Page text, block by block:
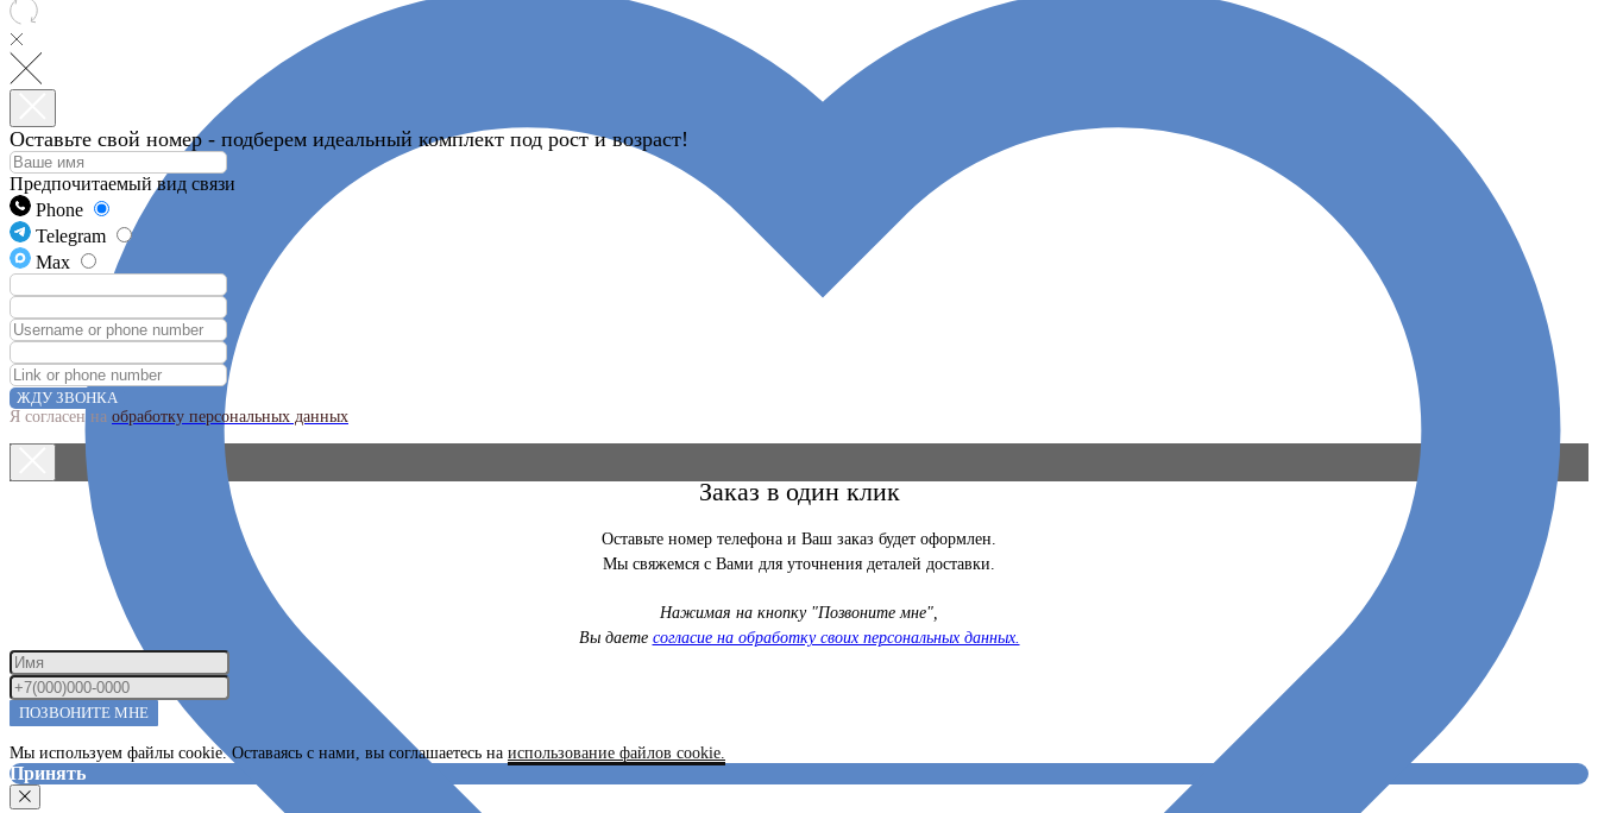
Оставьте свой номер - подберем идеальный комплект под рост и возраст!
Предпочитаемый вид связи
Phone
Telegram
Max
ЖДУ ЗВОНКА
Я согласен на обработку персональных данных
Заказ в один клик
Оставьте номер телефона и Ваш заказ будет оформлен.
Мы свяжемся с Вами для уточнения деталей доставки.
Нажимая на кнопку "Позвоните мне",
Вы даете согласие на обработку своих персональных данных.
ПОЗВОНИТЕ МНЕ
Мы используем файлы cookie. Оставаясь с нами, вы соглашаетесь на использование файлов cookie.
Принять